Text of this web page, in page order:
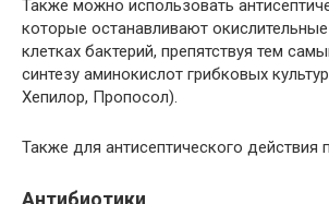
Также можно использовать
которые останавливают
клетках бактерий, препятствуя тем
синтезу аминокислот грибковых
Хепилор, Пропосол).
Также для антисептического действия
Антибиотики